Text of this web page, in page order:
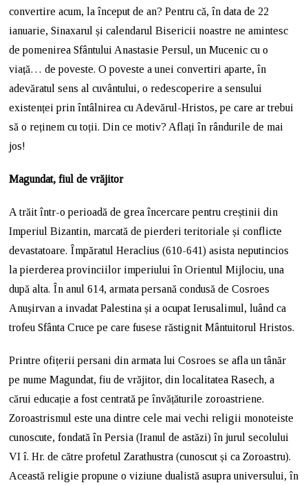
convertire acum, la început de an? Pentru că, în data de 22
ianuarie, Sinaxarul și calendarul Bisericii noastre ne amintesc
de pomenirea Sfântului Anastasie Persul, un Mucenic cu o
viață… de poveste. O poveste a unei convertiri aparte, în
adevăratul sens al cuvântului, o redescoperire a sensului
existenței prin întâlnirea cu Adevărul-Hristos, pe care ar trebui
să o reținem cu toții. Din ce motiv? Aflați în rândurile de mai
jos!
Magundat, fiul de vrăjitor
A trăit într-o perioadă de grea încercare pentru creștinii din
Imperiul Bizantin, marcată de pierderi teritoriale și conflicte
devastatoare. Împăratul Heraclius (610-641) asista neputincios
la pierderea provinciilor imperiului în Orientul Mijlociu, una
după alta. În anul 614, armata persană condusă de Cosroes
Anușirvan a invadat Palestina și a ocupat Ierusalimul, luând ca
trofeu Sfânta Cruce pe care fusese răstignit Mântuitorul Hristos.
Printre ofițerii persani din armata lui Cosroes se afla un tânăr
pe nume Magundat, fiu de vrăjitor, din localitatea Rasech, a
cărui educație a fost centrată pe învățăturile zoroastriene.
Zoroastrismul este una dintre cele mai vechi religii monoteiste
cunoscute, fondată în Persia (Iranul de astăzi) în jurul secolului
VI î. Hr. de către profetul Zarathustra (cunoscut și ca Zoroastru).
Această religie propune o viziune dualistă asupra universului, în